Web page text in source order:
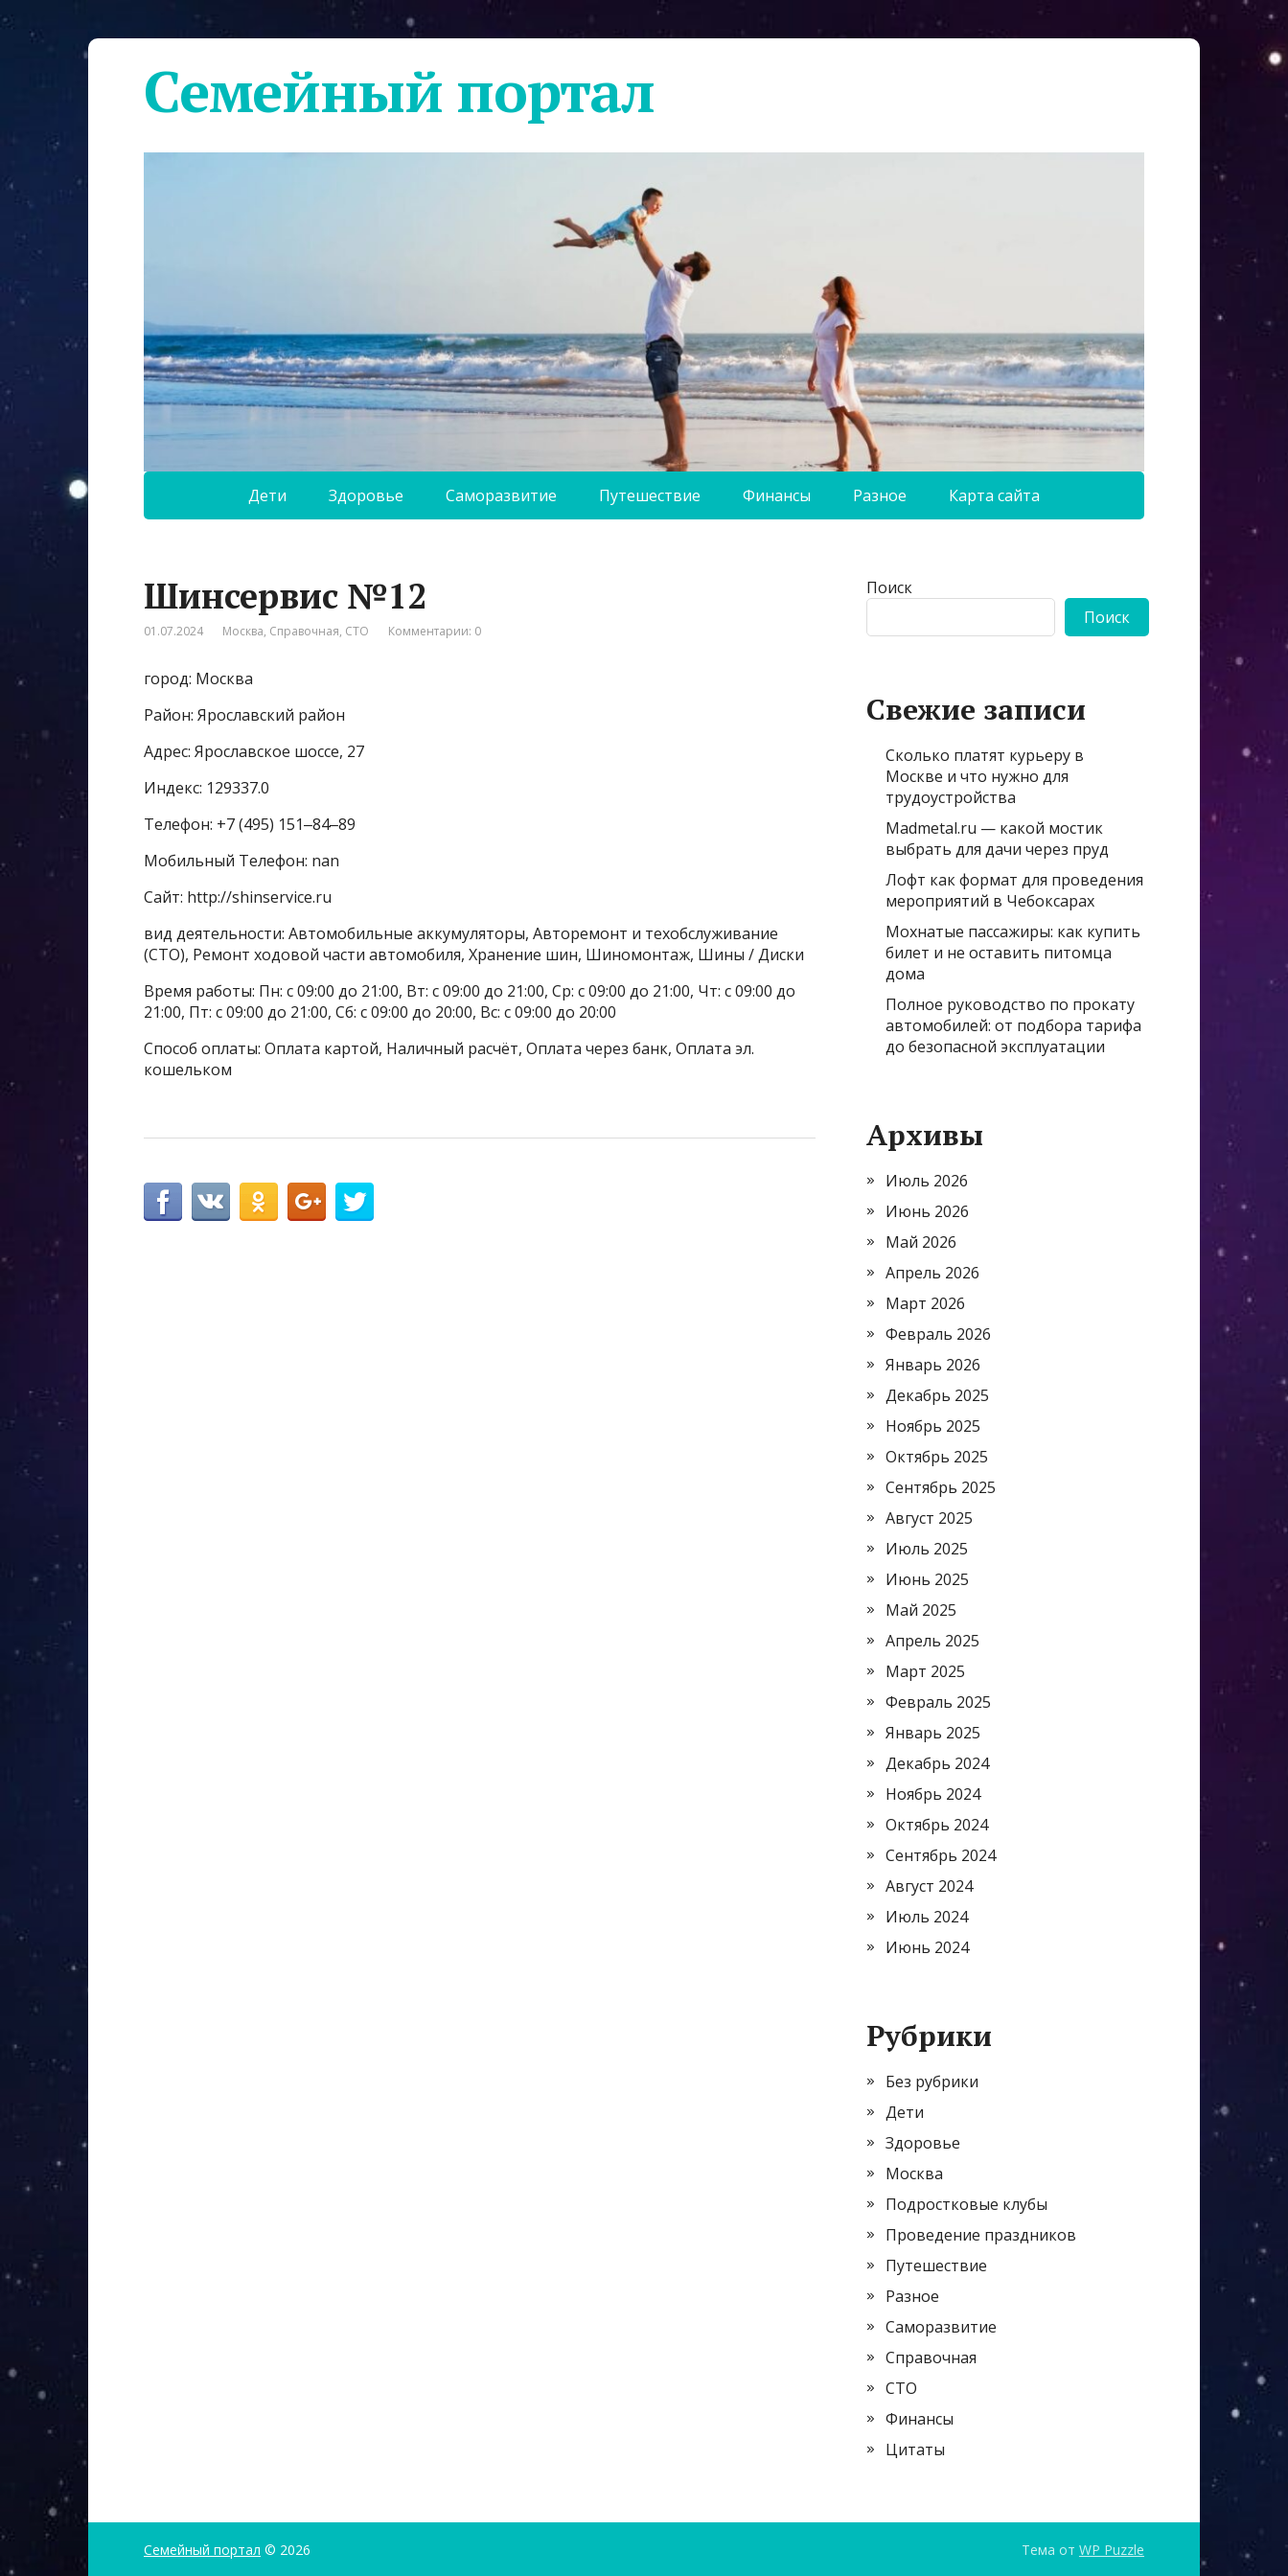
Семейный портал
Дети Здоровье Саморазвитие Путешествие Финансы Разное Карта сайта
Шинсервис №12
01.07.2024 Москва, Справочная, СТО Комментарии: 0
город: Москва
Район: Ярославский район
Адрес: Ярославское шоссе, 27
Индекс: 129337.0
Телефон: +7 (495) 151‒84‒89
Мобильный Телефон: nan
Сайт: http://shinservice.ru
вид деятельности: Автомобильные аккумуляторы, Авторемонт и техобслуживание
(СТО), Ремонт ходовой части автомобиля, Хранение шин, Шиномонтаж, Шины / Диски
Время работы: Пн: с 09:00 до 21:00, Вт: с 09:00 до 21:00, Ср: с 09:00 до 21:00, Чт: с 09:00 до
21:00, Пт: с 09:00 до 21:00, Сб: с 09:00 до 20:00, Вс: с 09:00 до 20:00
Способ оплаты: Оплата картой, Наличный расчёт, Оплата через банк, Оплата эл.
кошельком
Поиск
Поиск
Свежие записи
Сколько платят курьеру в
Москве и что нужно для
трудоустройства
Madmetal.ru — какой мостик
выбрать для дачи через пруд
Лофт как формат для проведения
мероприятий в Чебоксарах
Мохнатые пассажиры: как купить
билет и не оставить питомца
дома
Полное руководство по прокату
автомобилей: от подбора тарифа
до безопасной эксплуатации
Архивы
Июль 2026
Июнь 2026
Май 2026
Апрель 2026
Март 2026
Февраль 2026
Январь 2026
Декабрь 2025
Ноябрь 2025
Октябрь 2025
Сентябрь 2025
Август 2025
Июль 2025
Июнь 2025
Май 2025
Апрель 2025
Март 2025
Февраль 2025
Январь 2025
Декабрь 2024
Ноябрь 2024
Октябрь 2024
Сентябрь 2024
Август 2024
Июль 2024
Июнь 2024
Рубрики
Без рубрики
Дети
Здоровье
Москва
Подростковые клубы
Проведение праздников
Путешествие
Разное
Саморазвитие
Справочная
СТО
Финансы
Цитаты
Семейный портал © 2026 Тема от WP Puzzle